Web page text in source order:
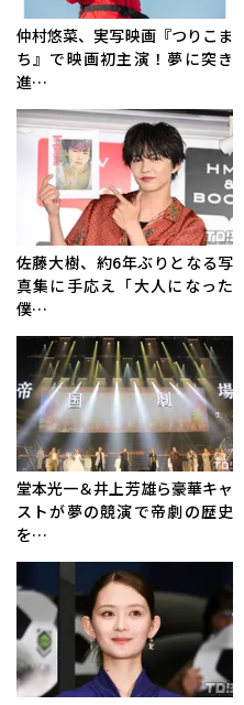
仲村悠菜、実写映画『つりこま
ち』で映画初主演！夢に突き
進…
佐藤大樹、約6年ぶりとなる写
真集に手応え「大人になった
僕…
堂本光一＆井上芳雄ら豪華キャ
ストが夢の競演で帝劇の歴史
を…